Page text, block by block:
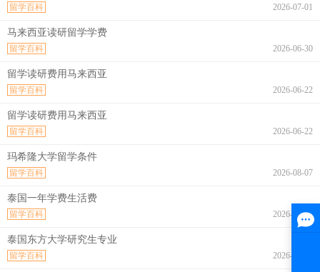
2026-07-01
留学百科
马来西亚读研留学学费
2026-06-30
留学百科
留学读研费用马来西亚
2026-06-22
留学百科
留学读研费用马来西亚
2026-06-22
留学百科
玛希隆大学留学条件
2026-08-07
留学百科
泰国一年学费生活费
2026-08-07
留学百科
泰国东方大学研究生专业
2026-08-07
留学百科